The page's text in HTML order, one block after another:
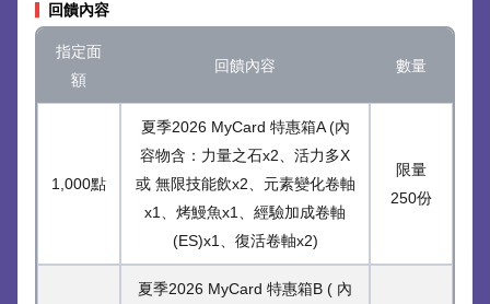
回饋內容
指定面
額
回饋內容 數量
1,000點
夏季2026 MyCard 特惠箱A (內
容物含：力量之石x2、活力多X
或 無限技能飲x2、元素變化卷軸
x1、烤鰻魚x1、經驗加成卷軸
(ES)x1、復活卷軸x2)
限量
250份
夏季2026 MyCard 特惠箱B ( 內